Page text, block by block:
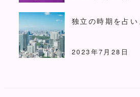
独立の時期を占い
2023年7月28日